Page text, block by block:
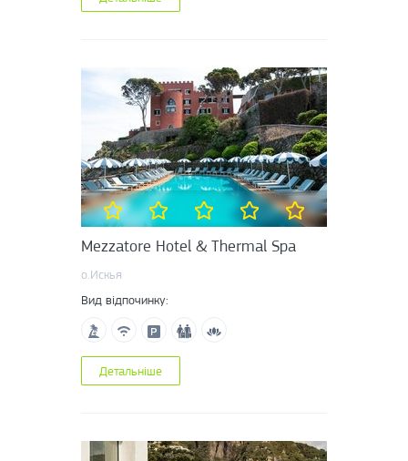
Mezzatore Hotel & Thermal Spa
о.Искья
Вид відпочинку:
Детальніше